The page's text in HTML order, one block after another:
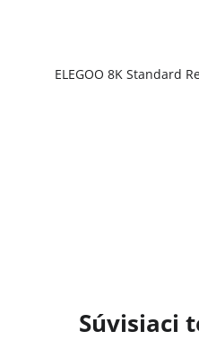
Súvisiaci
ELEGOO 8K Standard